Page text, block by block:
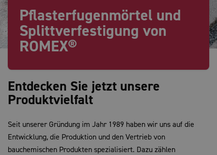
Pflasterfugenmörtel und
Splittverfestigung von
ROMEX®
Entdecken Sie jetzt unsere
Produktvielfalt
Seit unserer Gründung im Jahr 1989 haben wir uns auf die
Entwicklung, die Produktion und den Vertrieb von
bauchemischen Produkten spezialisiert. Dazu zählen